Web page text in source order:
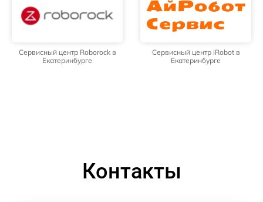
Сервисный центр Roborock в
Екатеринбурге
Сервисный центр iRobot в
Екатеринбурге
Контакты